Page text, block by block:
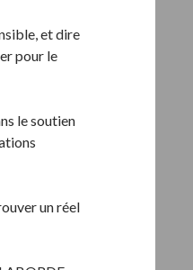
et dire
pour le
le soutien
un réel